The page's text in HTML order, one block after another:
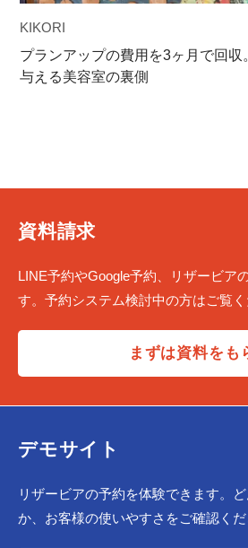
KIKORI
プランアップの費用を3ヶ月で回収
与える美容室の裏側
資料請求
LINE予約やGoogle予約、リザービア
す。予約システム検討中の方はご覧く
まずは資料をも
デモサイト
リザービアの予約を体験できます。
か、お客様の使いやすさをご確認くだ